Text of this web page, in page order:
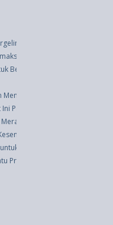
Penjualan Online
Beli Rumah yang Baru
Nasi Pulen
Patut Dicoba Lho!
Sakit Jelang Menstruasi?
Anak
Praktikkan Mindfulness